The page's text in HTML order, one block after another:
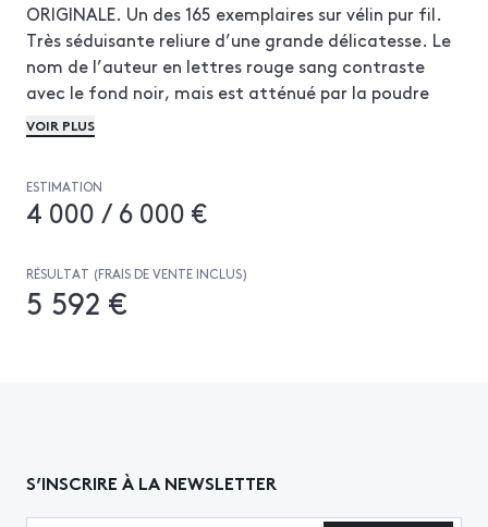
ORIGINALE. Un des 165 exemplaires sur vélin pur fil.
Très séduisante reliure d’une grande délicatesse. Le
nom de l’auteur en lettres rouge sang contraste
avec le fond noir, mais est atténué par la poudre
d’or qui vient en partie le recouvrir.
VOIR PLUS
ESTIMATION
4 000 / 6 000 €
RÉSULTAT (FRAIS DE VENTE INCLUS)
5 592 €
S’INSCRIRE À LA NEWSLETTER